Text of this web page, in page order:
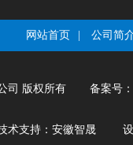
网站首页 公司简
司 版权所有
备案号：
术支持： 安徽智晟